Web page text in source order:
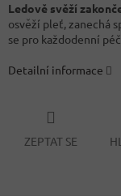
Ledově svěží
osvěží pleť, zanechá
se pro každodenní
Detailní informace
ZEPTAT SE